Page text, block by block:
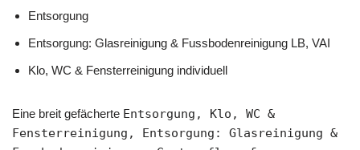
Entsorgung
Entsorgung: Glasreinigung & Fussbodenreinigung LB, VAI
Klo, WC & Fensterreinigung individuell
Eine breit gefächerte Entsorgung, Klo, WC &
Fensterreinigung, Entsorgung: Glasreinigung &